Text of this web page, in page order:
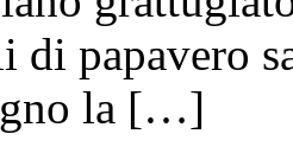
di papavero
la […]